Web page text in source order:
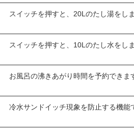
スイッチを押すと、20Lのたし湯をしま
スイッチを押すと、10Lのたし水をしま
お風呂の沸きあがり時間を予約できま
冷水サンドイッチ現象を防止する機能